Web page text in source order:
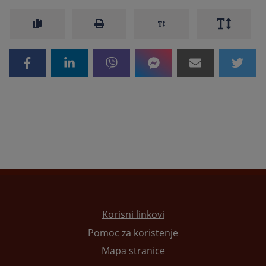
Korisni linkovi
Pomoc za koristenje
Mapa stranice